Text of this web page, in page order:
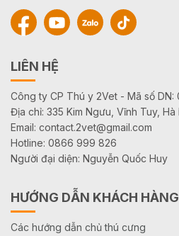
LIÊN HỆ
Công ty CP Thú y 2Vet - Mã số DN:
Địa chỉ: 335 Kim Ngưu, Vĩnh Tuy, Hà
Email: contact.2vet@gmail.com
Hotline: 0866 999 826
Người đại diện: Nguyễn Quốc Huy
HƯỚNG DẪN KHÁCH HÀNG
Các hướng dẫn chủ thú cưng